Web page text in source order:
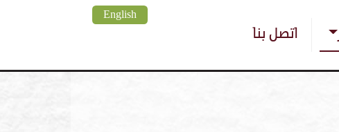
English
اتصل بنا